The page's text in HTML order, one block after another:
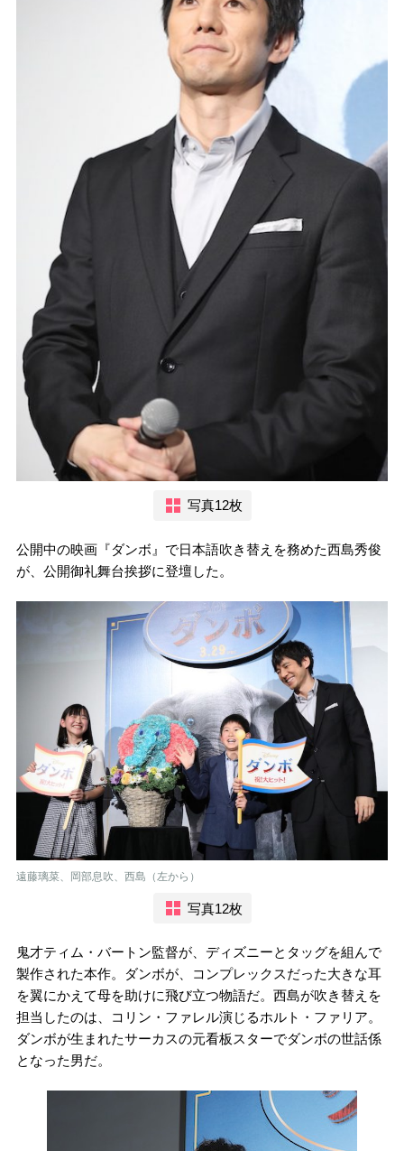
写真12枚
公開中の映画『ダンボ』で日本語吹き替えを務めた西島秀俊
が、公開御礼舞台挨拶に登壇した。
遠藤璃菜、岡部息吹、西島（左から）
写真12枚
鬼才ティム・バートン監督が、ディズニーとタッグを組んで
製作された本作。ダンボが、コンプレックスだった大きな耳
を翼にかえて母を助けに飛び立つ物語だ。西島が吹き替えを
担当したのは、コリン・ファレル演じるホルト・ファリア。
ダンボが生まれたサーカスの元看板スターでダンボの世話係
となった男だ。